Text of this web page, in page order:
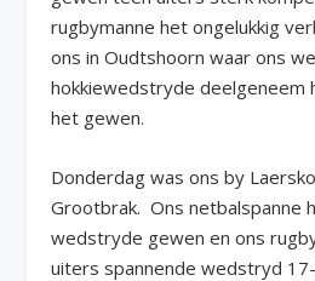
rugbymanne het ongelukkig
ons in Oudtshoorn waar ons
hokkiewedstryde deelgeneem
het gewen.
Donderdag was ons by
Grootbrak. Ons netbalspanne
wedstryde gewen en ons
uiters spannende wedstryd